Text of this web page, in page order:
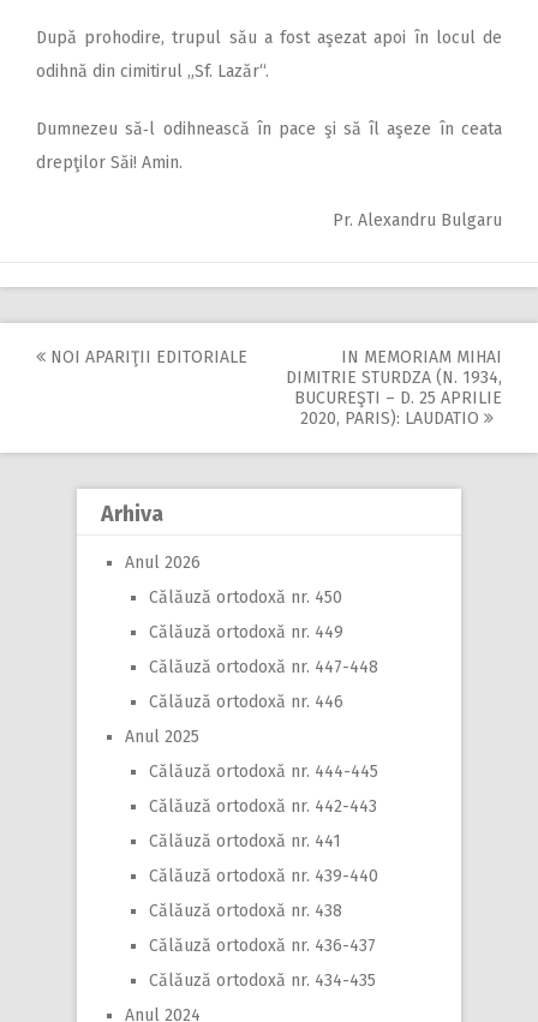
După prohodire, trupul său a fost aşezat apoi în locul de
odihnă din cimitirul „Sf. Lazăr“.
Dumnezeu să‑l odihnească în pace şi să îl aşeze în ceata
drepţilor Săi! Amin.
Pr. Alexandru Bulgaru
NOI APARIŢII EDITORIALE
IN MEMORIAM MIHAI
DIMITRIE STURDZA (N. 1934,
BUCUREŞTI – D. 25 APRILIE
2020, PARIS): LAUDATIO
Arhiva
Anul 2026
Călăuză ortodoxă nr. 450
Călăuză ortodoxă nr. 449
Călăuză ortodoxă nr. 447-448
Călăuză ortodoxă nr. 446
Anul 2025
Călăuză ortodoxă nr. 444-445
Călăuză ortodoxă nr. 442-443
Călăuză ortodoxă nr. 441
Călăuză ortodoxă nr. 439-440
Călăuză ortodoxă nr. 438
Călăuză ortodoxă nr. 436-437
Călăuză ortodoxă nr. 434-435
Anul 2024